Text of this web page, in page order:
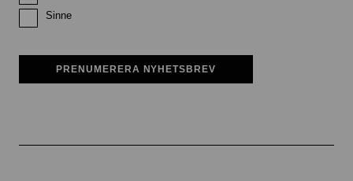
Sinne
PRENUMERERA NYHETSBREV